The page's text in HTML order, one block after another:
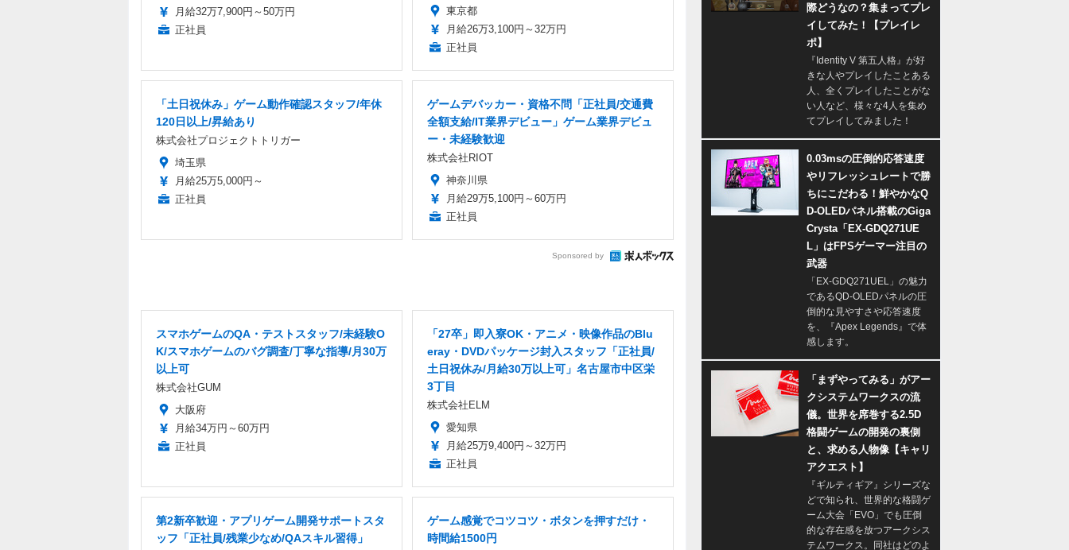
月給32万7,900円～50万円
正社員
東京都
月給26万3,100円～32万円
正社員
「土日祝休み」ゲーム動作確認スタッフ/年休
120日以上/昇給あり
株式会社プロジェクトトリガー
埼玉県
月給25万5,000円～
正社員
ゲームデバッカー・資格不問「正社員/交通費
全額支給/IT業界デビュー」ゲーム業界デビュ
ー・未経験歓迎
株式会社RIOT
神奈川県
月給29万5,100円～60万円
正社員
Sponsored by
スマホゲームのQA・テストスタッフ/未経験O
K/スマホゲームのバグ調査/丁寧な指導/月30万
以上可
株式会社GUM
大阪府
月給34万円～60万円
正社員
「27卒」即入寮OK・アニメ・映像作品のBlu
eray・DVDパッケージ封入スタッフ「正社員/
土日祝休み/月給30万以上可」名古屋市中区栄
3丁目
株式会社ELM
愛知県
月給25万9,400円～32万円
正社員
第2新卒歓迎・アプリゲーム開発サポートスタ
ッフ「正社員/残業少なめ/QAスキル習得」
ゲーム感覚でコツコツ・ボタンを押すだけ・
時間給1500円
際どうなの？集まってプレ
イしてみた！【プレイレ
ポ】
『Identity V 第五人格』が好
きな人やプレイしたことある
人、全くプレイしたことがな
い人など、様々な4人を集め
てプレイしてみました！
0.03msの圧倒的応答速度
やリフレッシュレートで勝
ちにこだわる！鮮やかなQ
D-OLEDパネル搭載のGiga
Crysta「EX-GDQ271UE
L」はFPSゲーマー注目の
武器
「EX-GDQ271UEL」の魅力
であるQD-OLEDパネルの圧
倒的な見やすさや応答速度
を、『Apex Legends』で体
感します。
「まずやってみる」がアー
クシステムワークスの流
儀。世界を席巻する2.5D
格闘ゲームの開発の裏側
と、求める人物像【キャリ
アクエスト】
『ギルティギア』シリーズな
どで知られ、世界的な格闘ゲ
ーム大会「EVO」でも圧倒
的な存在感を放つアークシス
テムワークス。同社はどのよ